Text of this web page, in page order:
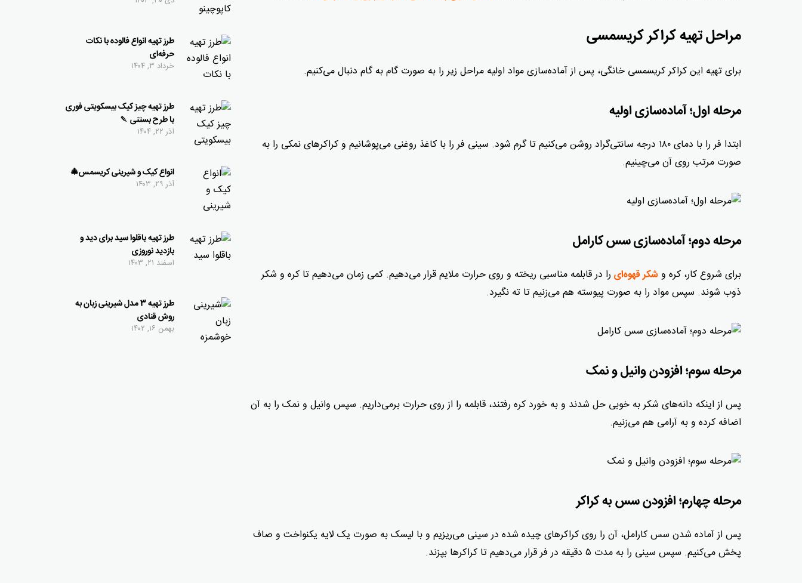
مراحل تهیه کراکر کریسمسی
برای تهیه این کراکر کریسمسی خانگی، پس از آماده‌سازی مواد اولیه مراحل زیر را به صورت گام به گام دنبال می‌کنیم.
مرحله اول؛ آماده‌سازی اولیه
ابتدا فر را با دمای ۱۸۰ درجه سانتی‌گراد روشن می‌کنیم تا گرم شود. سینی فر را با کاغذ روغنی می‌پوشانیم و کراکرهای نمکی را به
صورت مرتب روی آن می‌چینیم.
مرحله دوم؛ آماده‌سازی سس کارامل
برای شروع کار، کره و شکر قهوه‌ای را در قابلمه مناسبی ریخته و روی حرارت ملایم قرار می‌دهیم. کمی زمان می‌دهیم تا کره و شکر
ذوب شوند. سپس مواد را به صورت پیوسته هم می‌زنیم تا ته نگیرد.
مرحله سوم؛ افزودن وانیل و نمک
پس از اینکه دانه‌های شکر به خوبی حل شدند و به خورد کره رفتند، قابلمه را از روی حرارت برمی‌داریم. سپس وانیل و نمک را به آن
اضافه کرده و به آرامی هم می‌زنیم.
مرحله چهارم؛ افزودن سس به کراکر
پس از آماده شدن سس کارامل، آن را روی کراکرهای چیده شده در سینی می‌ریزیم و با لیسک به صورت یک لایه یکنواخت و صاف
پخش می‌کنیم. سپس سینی را به مدت ۵ دقیقه در فر قرار می‌دهیم تا کراکرها بپزند.
طرز تهیه انواع فالوده با نکات
حرفه‌ای
خرداد ۳, ۱۴۰۴
طرز تهیه چیز کیک بیسکویتی فوری
با طرح بستنی 🍡
آذر ۲۲, ۱۴۰۴
انواع کیک و شیرینی کریسمس🎄
آذر ۲۹, ۱۴۰۳
طرز تهیه باقلوا سید برای دید و
بازدید نوروزی
اسفند ۲۱, ۱۴۰۳
طرز تهیه 3 مدل شیرینی زبان به
روش قنادی
بهمن ۱۶, ۱۴۰۲